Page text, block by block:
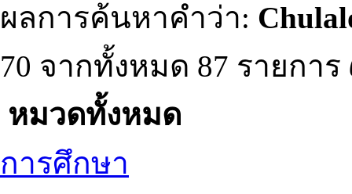
ผลการค้นหาคำว่า:
70 จากทั้งหมด 87 รายการ
หมวดทั้งหมด
การศึกษา